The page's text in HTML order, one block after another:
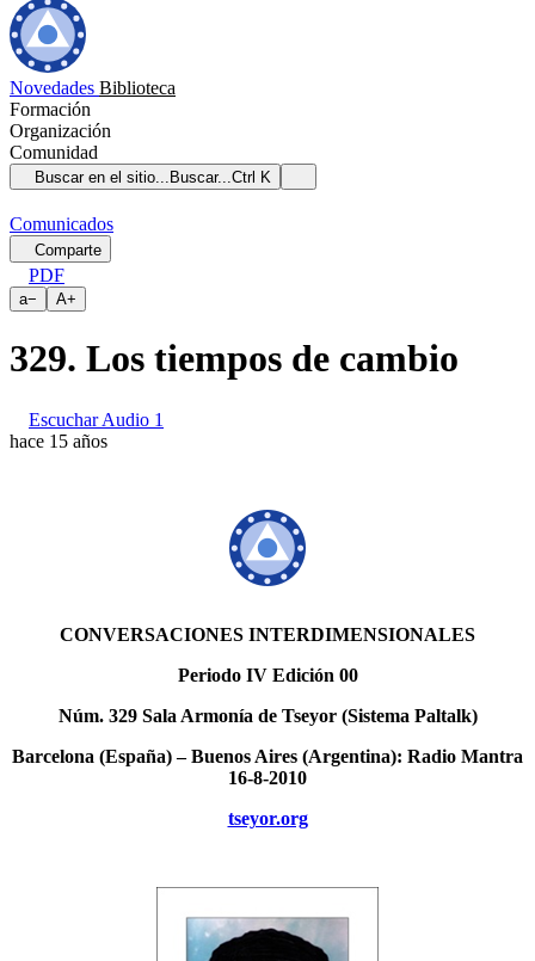
Novedades Biblioteca
Formación
Organización
Comunidad
Buscar en el sitio... Buscar...Ctrl K
Comunicados
Comparte
PDF
a− A+
329. Los tiempos de cambio
Escuchar Audio 1
hace 15 años
CONVERSACIONES INTERDIMENSIONALES
Periodo IV Edición 00
Núm. 329 Sala Armonía de Tseyor (Sistema Paltalk)
Barcelona (España) – Buenos Aires (Argentina): Radio Mantra
16-8-2010
tseyor.org